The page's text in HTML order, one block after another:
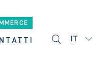
IT